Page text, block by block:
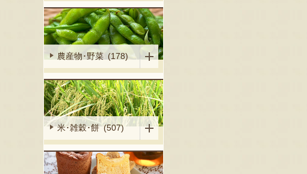
農産物･野菜 (178)
米･雑穀･餅 (507)